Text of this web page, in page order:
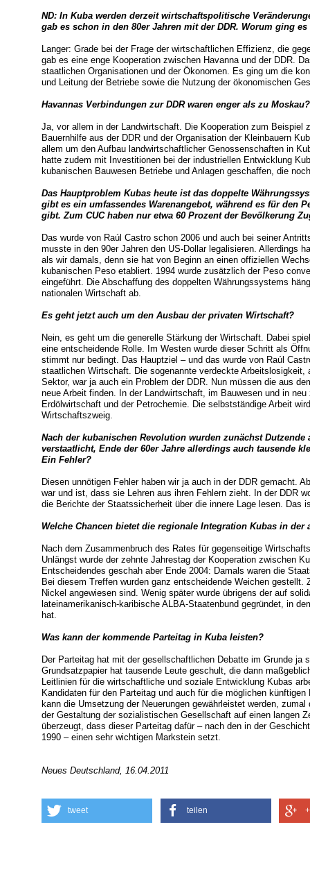
ND: In Kuba werden derzeit wirtschaftspolitische
gab es schon in den 80er Jahren mit der DDR. Worum ging es
Langer: Grade bei der Frage der wirtschaftlichen Effizienz, die
gab es eine enge Kooperation zwischen Havanna und der DDR.
staatlichen Organisationen und der Ökonomen. Es ging um die
und Leitung der Betriebe sowie die Nutzung der ökonomischen
Havannas Verbindungen zur DDR waren enger als zu Moskau?
Ja, vor allem in der Landwirtschaft. Die Kooperation zum Beispiel
Bauernhilfe aus der DDR und der Organisation der Kleinbauern
allem um den Aufbau landwirtschaftlicher Genossenschaften in
hatte zudem mit Investitionen bei der industriellen Entwicklung
kubanischen Bauwesen Betriebe und Anlagen geschaffen, die
Das Hauptproblem Kubas heute ist das doppelte
gibt es ein umfassendes Warenangebot, während es für den
gibt. Zum CUC haben nur etwa 60 Prozent der Bevölkerung
Das wurde von Raúl Castro schon 2006 und auch bei seiner
musste in den 90er Jahren den US-Dollar legalisieren. Allerdings
als wir damals, denn sie hat von Beginn an einen offiziellen
kubanischen Peso etabliert. 1994 wurde zusätzlich der Peso
eingeführt. Die Abschaffung des doppelten Währungssystems
nationalen Wirtschaft ab.
Es geht jetzt auch um den Ausbau der privaten Wirtschaft?
Nein, es geht um die generelle Stärkung der Wirtschaft. Dabei
eine entscheidende Rolle. Im Westen wurde dieser Schritt als
stimmt nur bedingt. Das Hauptziel – und das wurde von Raúl
staatlichen Wirtschaft. Die sogenannte verdeckte
Sektor, war ja auch ein Problem der DDR. Nun müssen die aus
neue Arbeit finden. In der Landwirtschaft, im Bauwesen und in
Erdölwirtschaft und der Petrochemie. Die selbstständige Arbeit
Wirtschaftszweig.
Nach der kubanischen Revolution wurden zunächst
verstaatlicht, Ende der 60er Jahre allerdings auch tausende
Ein Fehler?
Diesen unnötigen Fehler haben wir ja auch in der DDR gemacht.
war und ist, dass sie Lehren aus ihren Fehlern zieht. In der DDR
die Berichte der Staatssicherheit über die innere Lage lesen. Das
Welche Chancen bietet die regionale Integration Kubas in der
Nach dem Zusammenbruch des Rates für gegenseitige
Unlängst wurde der zehnte Jahrestag der Kooperation zwischen
Entscheidendes geschah aber Ende 2004: Damals waren die
Bei diesem Treffen wurden ganz entscheidende Weichen gestellt.
Nickel angewiesen sind. Wenig später wurde übrigens der auf
lateinamerikanisch-karibische ALBA-Staatenbund gegründet, in
hat.
Was kann der kommende Parteitag in Kuba leisten?
Der Parteitag hat mit der gesellschaftlichen Debatte im Grunde ja
Grundsatzpapier hat tausende Leute geschult, die dann
Leitlinien für die wirtschaftliche und soziale Entwicklung Kubas
Kandidaten für den Parteitag und auch für die möglichen
kann die Umsetzung der Neuerungen gewährleistet werden,
der Gestaltung der sozialistischen Gesellschaft auf einen langen
überzeugt, dass dieser Parteitag dafür – nach den in der
1990 – einen sehr wichtigen Markstein setzt.
Neues Deutschland, 16.04.2011
tweet teilen